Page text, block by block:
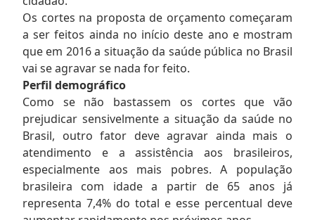
Os cortes na proposta de orçamento começaram
a ser feitos ainda no início deste ano e mostram
que em 2016 a situação da saúde pública no Brasil
vai se agravar se nada for feito.
Perfil demográfico
Como se não bastassem os cortes que vão
prejudicar sensivelmente a situação da saúde no
Brasil, outro fator deve agravar ainda mais o
atendimento e a assistência aos brasileiros,
especialmente aos mais pobres. A população
brasileira com idade a partir de 65 anos já
representa 7,4% do total e esse percentual deve